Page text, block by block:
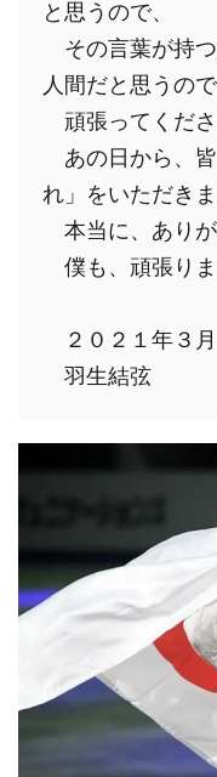
と思うので、
その言葉が持
人間だと思うの
頑張ってくだ
あの日から、
れ」をいただきま
本当に、ありが
僕も、頑張り
２０２１年３月
羽生結弦